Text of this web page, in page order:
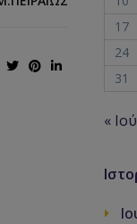
17
24
31
«